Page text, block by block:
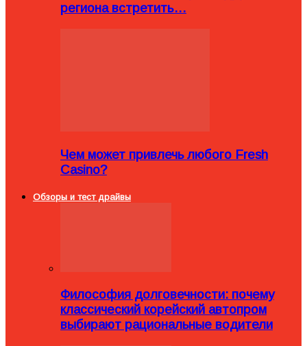
региона встретить…
Чем может привлечь любого Fresh
Casino?
Обзоры и тест драйвы
Философия долговечности: почему
классический корейский автопром
выбирают рациональные водители